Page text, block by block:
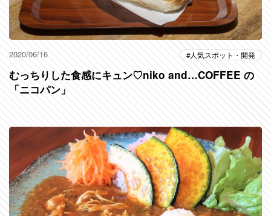
2020/06/16 人気スポット・開発
むっちりした食感にキュン♡niko and…COFFEE の
「ニコパン」